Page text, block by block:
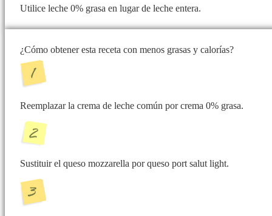
Utilice leche 0% grasa en lugar de leche entera.
¿Cómo obtener esta receta con menos grasas y calorías?
Reemplazar la crema de leche común por crema 0% grasa.
Sustituir el queso mozzarella por queso port salut light.